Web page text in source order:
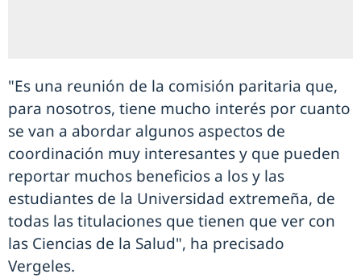
"Es una reunión de la comisión paritaria que,
para nosotros, tiene mucho interés por cuanto
se van a abordar algunos aspectos de
coordinación muy interesantes y que pueden
reportar muchos beneficios a los y las
estudiantes de la Universidad extremeña, de
todas las titulaciones que tienen que ver con
las Ciencias de la Salud", ha precisado
Vergeles.